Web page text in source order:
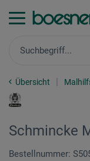
Übersicht
Schmincke
Bestellnummer: